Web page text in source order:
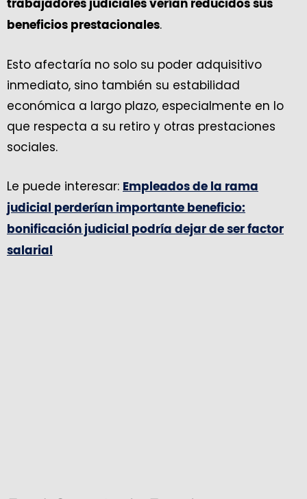
trabajadores judiciales verían reducidos sus
beneficios prestacionales.
Esto afectaría no solo su poder adquisitivo
inmediato, sino también su estabilidad
económica a largo plazo, especialmente en lo
que respecta a su retiro y otras prestaciones
sociales.
Le puede interesar: Empleados de la rama
judicial perderían importante beneficio:
bonificación judicial podría dejar de ser factor
salarial